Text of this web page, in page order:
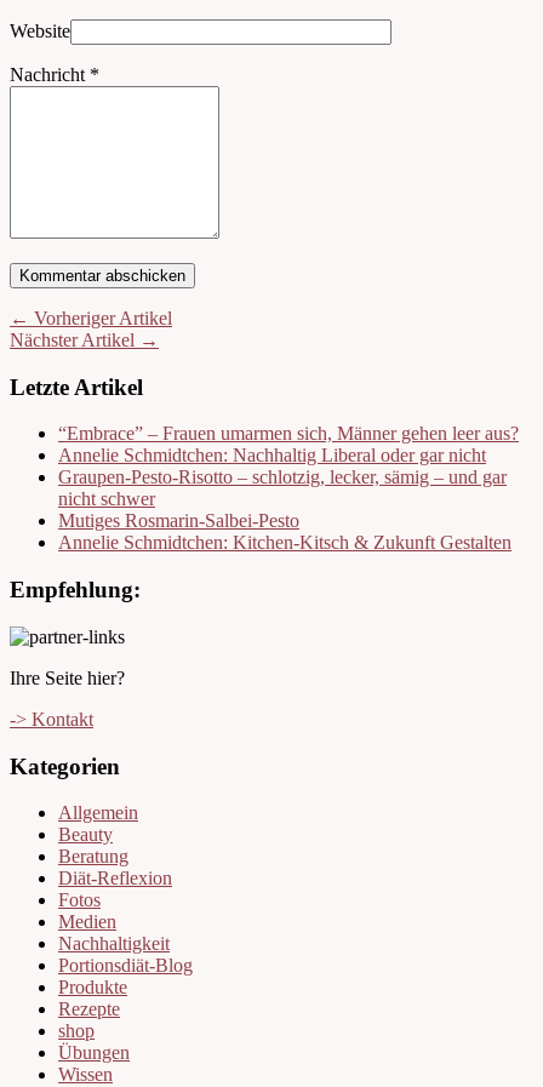
Website
Nachricht *
← Vorheriger Artikel
Nächster Artikel →
Letzte Artikel
“Embrace” – Frauen umarmen sich, Männer gehen leer aus?
Annelie Schmidtchen: Nachhaltig Liberal oder gar nicht
Graupen-Pesto-Risotto – schlotzig, lecker, sämig – und gar
nicht schwer
Mutiges Rosmarin-Salbei-Pesto
Annelie Schmidtchen: Kitchen-Kitsch & Zukunft Gestalten
Empfehlung:
Ihre Seite hier?
-> Kontakt
Kategorien
Allgemein
Beauty
Beratung
Diät-Reflexion
Fotos
Medien
Nachhaltigkeit
Portionsdiät-Blog
Produkte
Rezepte
shop
Übungen
Wissen